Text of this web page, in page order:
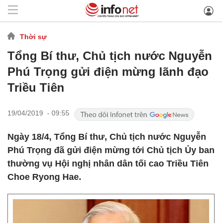
Thời sự
Tổng Bí thư, Chủ tịch nước Nguyễn
Phú Trọng gửi điện mừng lãnh đạo
Triều Tiên
19/04/2019 - 09:55
Ngày 18/4, Tổng Bí thư, Chủ tịch nước Nguyễn
Phú Trọng đã gửi điện mừng tới Chủ tịch Ủy ban
thường vụ Hội nghị nhân dân tối cao Triều Tiên
Choe Ryong Hae.